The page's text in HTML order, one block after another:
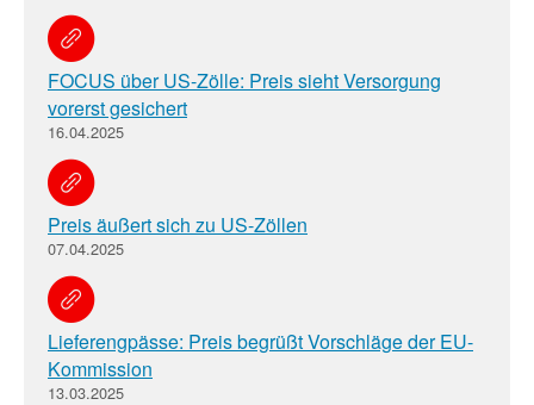
FOCUS über US-Zölle: Preis sieht Versorgung
vorerst gesichert
16.04.2025
Preis äußert sich zu US-Zöllen
07.04.2025
Lieferengpässe: Preis begrüßt Vorschläge der EU-
Kommission
13.03.2025